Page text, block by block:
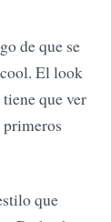
de que se
El look
que ver
primeros
que